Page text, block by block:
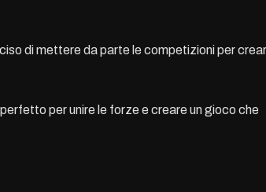
di mettere da parte le competizioni per
per unire le forze e creare un gioco che